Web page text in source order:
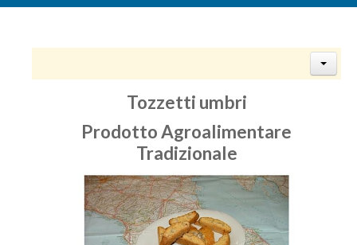
Tozzetti umbri
Prodotto Agroalimentare
Tradizionale